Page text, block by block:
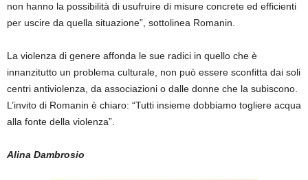
non hanno la possibilità di usufruire di misure concrete ed efficienti
per uscire da quella situazione”, sottolinea Romanin.
La violenza di genere affonda le sue radici in quello che è
innanzitutto un problema culturale, non può essere sconfitta dai soli
centri antiviolenza, da associazioni o dalle donne che la subiscono.
L’invito di Romanin è chiaro: “Tutti insieme dobbiamo togliere acqua
alla fonte della violenza”.
Alina Dambrosio